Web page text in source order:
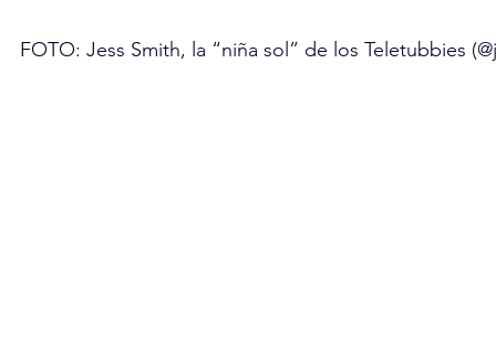
FOTO: Jess Smith, la “niña sol” de los Teletubbies